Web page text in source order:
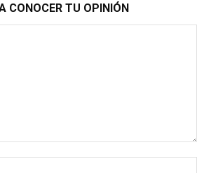
CONOCER TU OPINIÓN